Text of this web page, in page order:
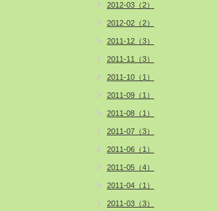
2012-03（2）
2012-02（2）
2011-12（3）
2011-11（3）
2011-10（1）
2011-09（1）
2011-08（1）
2011-07（3）
2011-06（1）
2011-05（4）
2011-04（1）
2011-03（3）